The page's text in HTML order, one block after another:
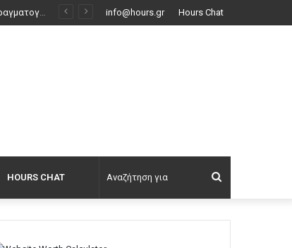
info@hours.gr Hours Chat
HOURS CHAT
για